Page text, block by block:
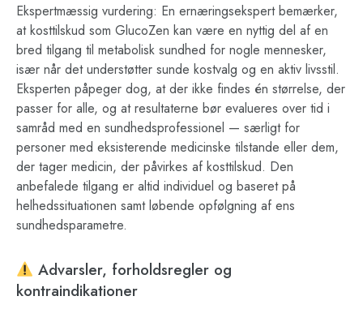
Ekspertmæssig vurdering: En ernæringsekspert bemærker,
at kosttilskud som GlucoZen kan være en nyttig del af en
bred tilgang til metabolisk sundhed for nogle mennesker,
især når det understøtter sunde kostvalg og en aktiv livsstil.
Eksperten påpeger dog, at der ikke findes én størrelse, der
passer for alle, og at resultaterne bør evalueres over tid i
samråd med en sundhedsprofessionel — særligt for
personer med eksisterende medicinske tilstande eller dem,
der tager medicin, der påvirkes af kosttilskud. Den
anbefalede tilgang er altid individuel og baseret på
helhedssituationen samt løbende opfølgning af ens
sundhedsparametre.
Advarsler, forholdsregler og
kontraindikationer